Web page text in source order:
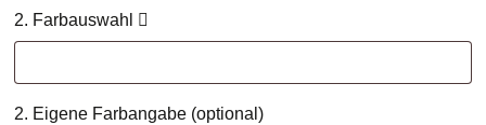
2. Farbauswahl
2. Eigene Farbangabe (optional)